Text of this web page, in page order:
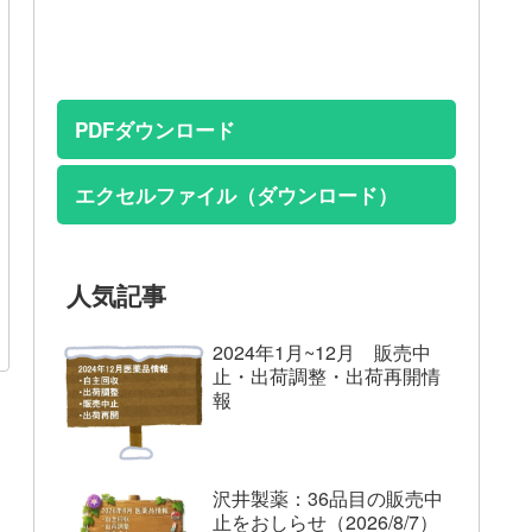
PDFダウンロード
エクセルファイル（ダウンロード）
人気記事
2024年1月~12月 販売中
止・出荷調整・出荷再開情
報
沢井製薬：36品目の販売中
止をおしらせ（2026/8/7）